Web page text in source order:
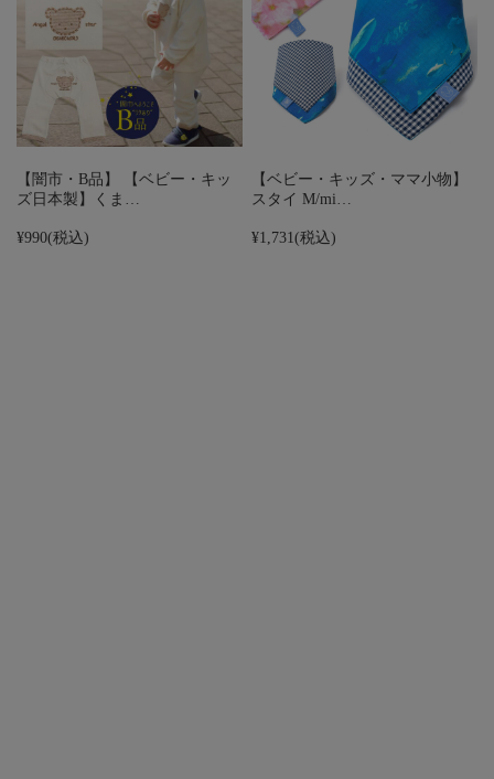
【闇市・B品】 【ベビー・キッ
ズ日本製】くま…
¥990(税込)
【ベビー・キッズ・ママ小物】
スタイ M/mi…
¥1,731(税込)